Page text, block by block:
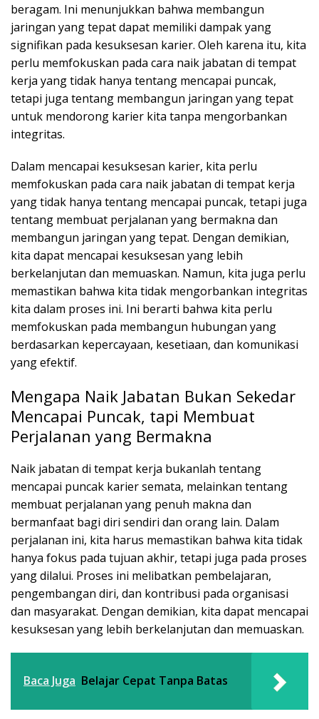
beragam. Ini menunjukkan bahwa membangun
jaringan yang tepat dapat memiliki dampak yang
signifikan pada kesuksesan karier. Oleh karena itu, kita
perlu memfokuskan pada cara naik jabatan di tempat
kerja yang tidak hanya tentang mencapai puncak,
tetapi juga tentang membangun jaringan yang tepat
untuk mendorong karier kita tanpa mengorbankan
integritas.
Dalam mencapai kesuksesan karier, kita perlu
memfokuskan pada cara naik jabatan di tempat kerja
yang tidak hanya tentang mencapai puncak, tetapi juga
tentang membuat perjalanan yang bermakna dan
membangun jaringan yang tepat. Dengan demikian,
kita dapat mencapai kesuksesan yang lebih
berkelanjutan dan memuaskan. Namun, kita juga perlu
memastikan bahwa kita tidak mengorbankan integritas
kita dalam proses ini. Ini berarti bahwa kita perlu
memfokuskan pada membangun hubungan yang
berdasarkan kepercayaan, kesetiaan, dan komunikasi
yang efektif.
Mengapa Naik Jabatan Bukan Sekedar
Mencapai Puncak, tapi Membuat
Perjalanan yang Bermakna
Naik jabatan di tempat kerja bukanlah tentang
mencapai puncak karier semata, melainkan tentang
membuat perjalanan yang penuh makna dan
bermanfaat bagi diri sendiri dan orang lain. Dalam
perjalanan ini, kita harus memastikan bahwa kita tidak
hanya fokus pada tujuan akhir, tetapi juga pada proses
yang dilalui. Proses ini melibatkan pembelajaran,
pengembangan diri, dan kontribusi pada organisasi
dan masyarakat. Dengan demikian, kita dapat mencapai
kesuksesan yang lebih berkelanjutan dan memuaskan.
Baca Juga Belajar Cepat Tanpa Batas